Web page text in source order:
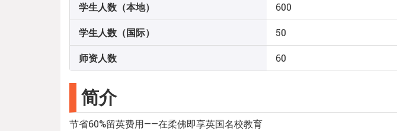
学生人数（本地） 600
学生人数（国际） 50
师资人数 60
简介
节省60%留英费用——在柔佛即享英国名校教育